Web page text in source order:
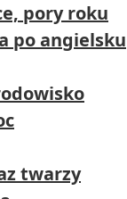
pory roku
po angielsku
twarzy